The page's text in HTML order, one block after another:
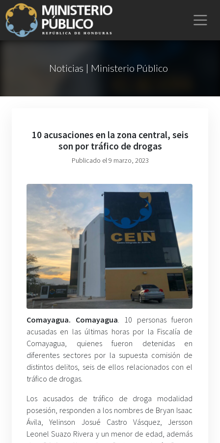
Noticias | Ministerio Público
10 acusaciones en la zona central, seis
son por tráfico de drogas
Publicado el 9 marzo, 2023
Comayagua. Comayagua . 10 personas fueron
acusadas en las últimas horas por la Fiscalía de
Comayagua, quienes fueron detenidas en
diferentes sectores por la supuesta comisión de
distintos delitos, seis de ellos relacionados con el
tráfico de drogas.
Los acusados de tráfico de droga modalidad
posesión, responden a los nombres de Bryan Isaac
Ávila, Yelinson Josué Castro Vásquez, Jersson
Leonel Suazo Rivera y un menor de edad, además